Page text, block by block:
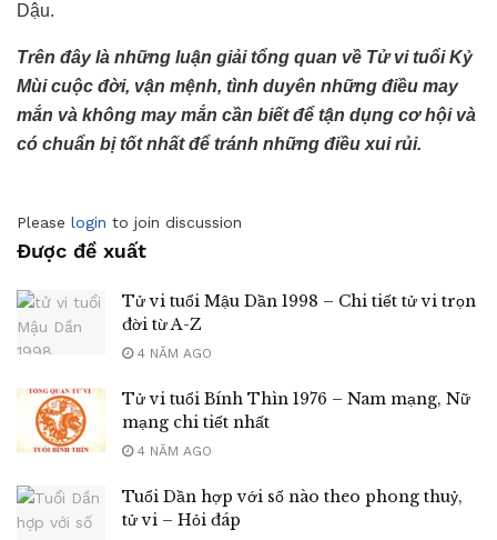
Dậu.
Trên đây là những luận giải tổng quan về Tử vi tuổi Kỷ
Mùi cuộc đời, vận mệnh, tình duyên những điều may
mắn và không may mắn cần biết để tận dụng cơ hội và
có chuẩn bị tốt nhất để tránh những điều xui rủi.
Please login to join discussion
Được đề xuất
Tử vi tuổi Mậu Dần 1998 – Chi tiết tử vi trọn
đời từ A-Z
4 NĂM AGO
Tử vi tuổi Bính Thìn 1976 – Nam mạng, Nữ
mạng chi tiết nhất
4 NĂM AGO
Tuổi Dần hợp với số nào theo phong thuỷ,
tử vi – Hỏi đáp